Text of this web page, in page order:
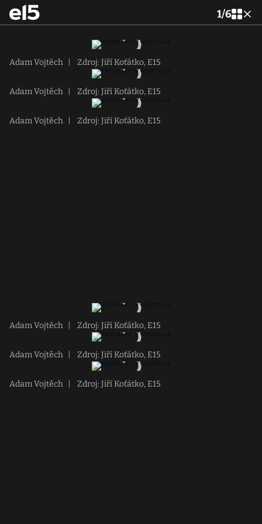
1/6
Adam Vojtěch Zdroj: Jiří Koťátko, E15
Adam Vojtěch Zdroj: Jiří Koťátko, E15
Adam Vojtěch Zdroj: Jiří Koťátko, E15
Adam Vojtěch Zdroj: Jiří Koťátko, E15
Adam Vojtěch Zdroj: Jiří Koťátko, E15
Adam Vojtěch Zdroj: Jiří Koťátko, E15